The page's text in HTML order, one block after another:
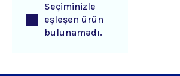
Seçiminizle
eşleşen ürün
bulunamadı.